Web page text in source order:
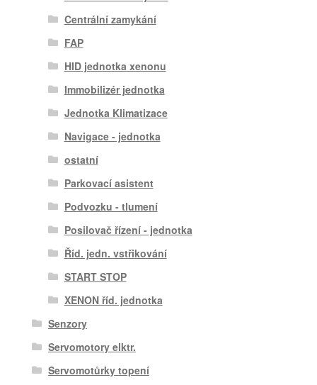
Centrální zamykání
FAP
HID jednotka xenonu
Immobilizér jednotka
Jednotka Klimatizace
Navigace - jednotka
ostatní
Parkovací asistent
Podvozku - tlumení
Posilovač řízení - jednotka
Říd. jedn. vstřikování
START STOP
XENON říd. jednotka
Senzory
Servomotory elktr.
Servomotůrky topení